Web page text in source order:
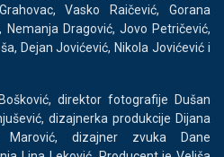
Vasko Raičević, Gorana
Nemanja Dragović, Jovo Petričević,
Dejan Jovićević, Nikola Jovićević i
direktor fotografije Dušan
dizajnerka produkcije Dijana
Marović, dizajner zvuka Dane